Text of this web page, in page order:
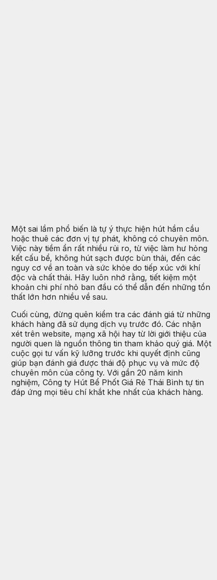
Một sai lầm phổ biến là tự ý thực hiện hút hầm cầu
hoặc thuê các đơn vị tự phát, không có chuyên môn.
Việc này tiềm ẩn rất nhiều rủi ro, từ việc làm hư hỏng
kết cấu bể, không hút sạch được bùn thải, đến các
nguy cơ về an toàn và sức khỏe do tiếp xúc với khí
độc và chất thải. Hãy luôn nhớ rằng, tiết kiệm một
khoản chi phí nhỏ ban đầu có thể dẫn đến những tổn
thất lớn hơn nhiều về sau.
Cuối cùng, đừng quên kiểm tra các đánh giá từ những
khách hàng đã sử dụng dịch vụ trước đó. Các nhận
xét trên website, mạng xã hội hay từ lời giới thiệu của
người quen là nguồn thông tin tham khảo quý giá. Một
cuộc gọi tư vấn kỹ lưỡng trước khi quyết định cũng
giúp bạn đánh giá được thái độ phục vụ và mức độ
chuyên môn của công ty. Với gần 20 năm kinh
nghiệm, Công ty Hút Bể Phốt Giá Rẻ Thái Bình tự tin
đáp ứng mọi tiêu chí khắt khe nhất của khách hàng.